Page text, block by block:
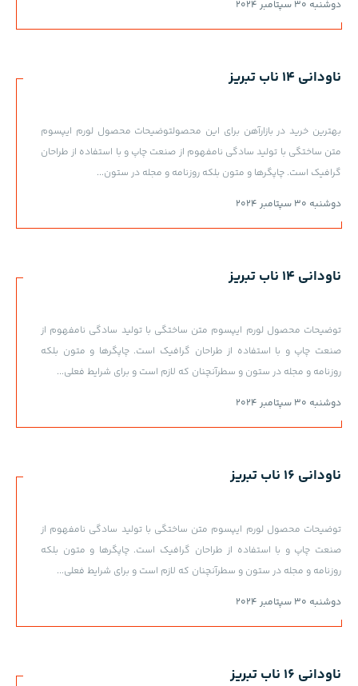
دوشنبه 30 سپتامبر 2024
ناودانی 14 ناب تبریز
بهترین خرید در بازارآهن برای این محصولتوضیحات محصول لورم ایپسوم
متن ساختگی با تولید سادگی نامفهوم از صنعت چاپ و با استفاده از طراحان
گرافیک است. چاپگرها و متون بلکه روزنامه و مجله در ستون...
دوشنبه 30 سپتامبر 2024
ناودانی 14 ناب تبریز
توضیحات محصول لورم ایپسوم متن ساختگی با تولید سادگی نامفهوم از
صنعت چاپ و با استفاده از طراحان گرافیک است. چاپگرها و متون بلکه
روزنامه و مجله در ستون و سطرآنچنان که لازم است و برای شرایط فعلی...
دوشنبه 30 سپتامبر 2024
ناودانی 16 ناب تبریز
توضیحات محصول لورم ایپسوم متن ساختگی با تولید سادگی نامفهوم از
صنعت چاپ و با استفاده از طراحان گرافیک است. چاپگرها و متون بلکه
روزنامه و مجله در ستون و سطرآنچنان که لازم است و برای شرایط فعلی...
دوشنبه 30 سپتامبر 2024
ناودانی 16 ناب تبریز